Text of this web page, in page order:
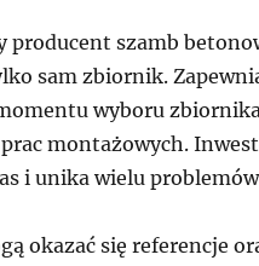
producent szamb
sam zbiornik.
wyboru
montażowych.
i unika wielu
okazać się referencje